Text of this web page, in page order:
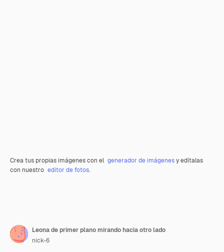
Crea tus propias imágenes con el generador de imágenesy edítalas
con nuestro editor de fotos.
Leona de primer plano mirando hacia otro lado
nick-6